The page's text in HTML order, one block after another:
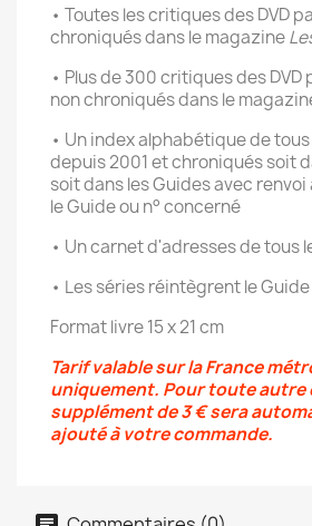
• Toutes les critiques des DVD
chroniqués dans le magazine
• Plus de 300 critiques des
non chroniqués dans le
• Un index alphabétique de tous
depuis 2001 et chroniqués soit
soit dans les Guides avec
le Guide ou n° concerné
• Un carnet d'adresses de tous
• Les séries réintègrent le
Format livre 15 x 21 cm
Tarif valable sur la France
uniquement. Pour toute
supplément de 3 € sera
ajouté à votre commande.